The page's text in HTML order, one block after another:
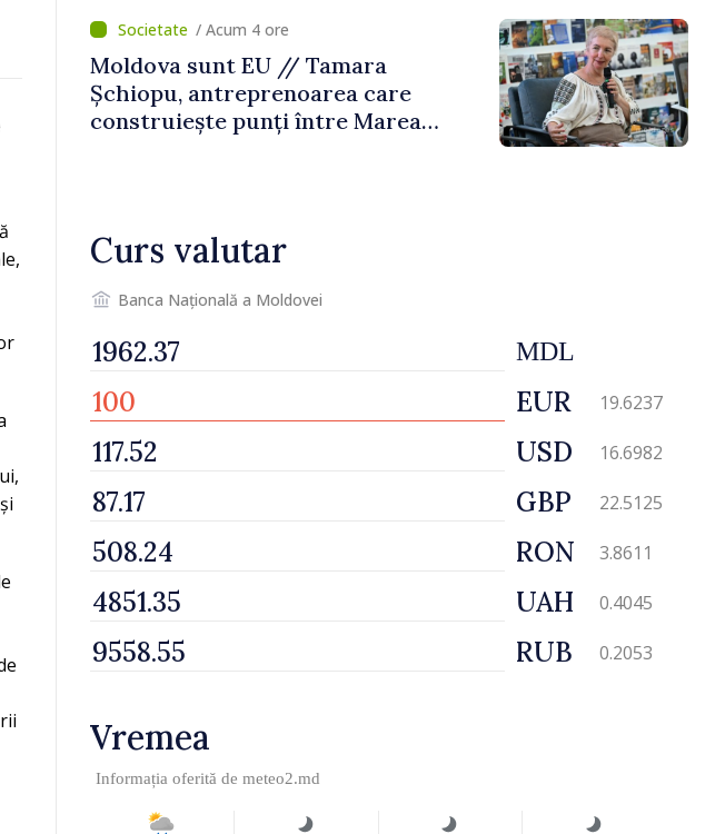
/ Acum 4 ore
Moldova sunt EU // Tamara
Șchiopu, antreprenoarea care
construiește punți între Marea
Curs valutar
Banca Națională a Moldovei
MDL
EUR 19.6237
USD 16.6982
GBP 22.5125
RON 3.8611
UAH 0.4045
RUB 0.2053
Vremea
Informația oferită de meteo2.md